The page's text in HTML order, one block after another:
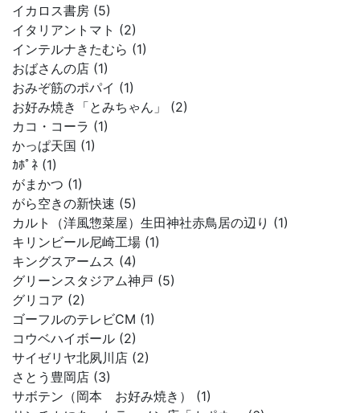
イカロス書房 (5)
イタリアントマト (2)
インテルナきたむら (1)
おばさんの店 (1)
おみぞ筋のポパイ (1)
お好み焼き「とみちゃん」 (2)
カコ・コーラ (1)
かっぱ天国 (1)
ｶﾎﾟﾈ (1)
がまかつ (1)
がら空きの新快速 (5)
カルト（洋風惣菜屋）生田神社赤鳥居の辺り (1)
キリンビール尼崎工場 (1)
キングスアームス (4)
グリーンスタジアム神戸 (5)
グリコア (2)
ゴーフルのテレビCM (1)
コウベハイボール (2)
サイゼリヤ北夙川店 (2)
さとう豊岡店 (3)
サボテン（岡本 お好み焼き） (1)